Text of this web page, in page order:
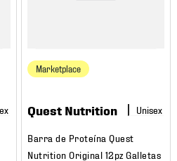
Marketplace
Quest Nutrition
Barra de Proteína Quest
Nutrition Original 12pz Galletas